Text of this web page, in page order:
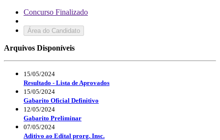
Concurso Finalizado
Área do Candidato
Arquivos Disponíveis
15/05/2024
Resultado - Lista de Aprovados
15/05/2024
Gabarito Oficial Definitivo
12/05/2024
Gabarito Preliminar
07/05/2024
Aditivo ao Edital prorg. Insc.